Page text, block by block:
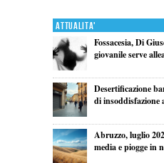
Attualita'
Fossacesia, Di
giovanile serve
Desertificazione
di insoddisfazione
Abruzzo, luglio
media e piogge in